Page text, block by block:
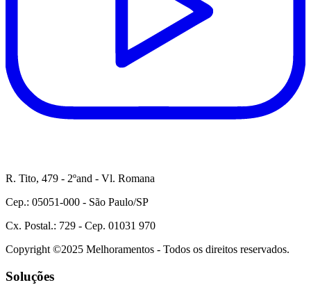
R. Tito, 479 - 2ºand - Vl. Romana
Cep.: 05051-000 - São Paulo/SP
Cx. Postal.: 729 - Cep. 01031 970
Copyright ©2025 Melhoramentos - Todos os direitos reservados.
Soluções